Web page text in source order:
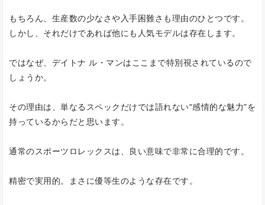
もちろん、生産数の少なさや入手困難さも理由のひとつです。
しかし、それだけであれば他にも人気モデルは存在します。
ではなぜ、デイトナ ル・マンはここまで特別視されているので
しょうか。
その理由は、単なるスペックだけでは語れない“感情的な魅力”を
持っているからだと思います。
通常のスポーツロレックスは、良い意味で非常に合理的です。
精密で実用的。まさに優等生のような存在です。